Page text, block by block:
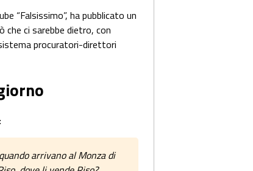
“Falsissimo”, ha pubblicato un
ci sarebbe dietro, con
procuratori-direttori
arrivano al Monza di